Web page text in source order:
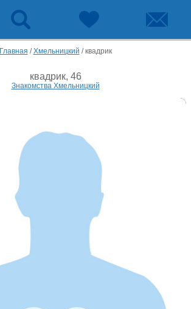
Главная /Хмельницкий /квадрик
квадрик, 46
Знакомства Хмельницкий